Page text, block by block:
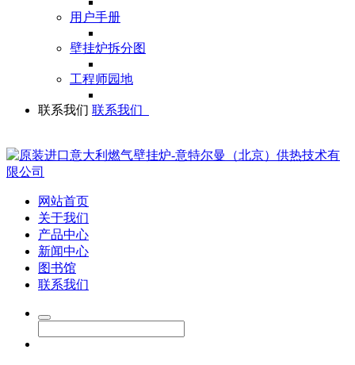
用户手册
壁挂炉拆分图
工程师园地
联系我们 联系我们
网站首页
关于我们
产品中心
新闻中心
图书馆
联系我们